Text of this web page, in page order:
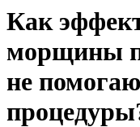
Как
морщины
не